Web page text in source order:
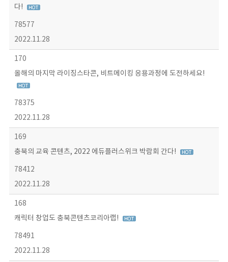
다!
78577
2022.11.28
170
올해의 마지막 라이징스타콘, 비트메이킹 응용과정에 도전하세요!
78375
2022.11.28
169
충북의 교육 콘텐츠, 2022 에듀플러스위크 박람회 간다!
78412
2022.11.28
168
캐릭터 창업도 충북콘텐츠코리아랩!
78491
2022.11.28